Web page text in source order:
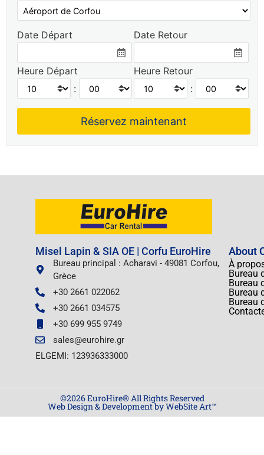
Date Départ
Heure Départ
:
Date Retour
Heure Retour
:
Misel Lapin & SIA OE | Corfu EuroHire
Bureau principal : Acharavi - 49081 Corfou,
Grèce
+30 2661 022062
+30 2661 034575
+30 699 955 9749
sales@eurohire.gr
ELGEMI: 123936333000
About
À
Bureau
Bureau
Bureau
Bureau
©2026 EuroHire® All Rights Reserved
Web Design & Development by WebSite Art™